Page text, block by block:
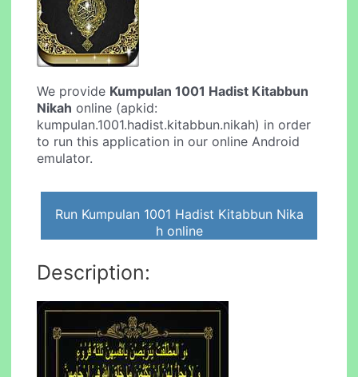
We provide Kumpulan 1001 Hadist Kitabbun
Nikah online (apkid:
kumpulan.1001.hadist.kitabbun.nikah) in order
to run this application in our online Android
emulator.
Run Kumpulan 1001 Hadist Kitabbun Nika
h online
Description: